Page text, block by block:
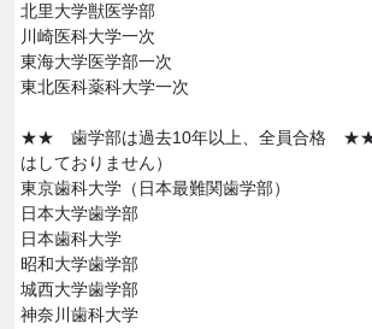
北里大学獣医学部
川崎医科大学一次
東海大学医学部一次
東北医科薬科大学一次
★★ 歯学部は過去10年以上、全員合格 ★★
はしておりません）
東京歯科大学（日本最難関歯学部）
日本大学歯学部
日本歯科大学
昭和大学歯学部
城西大学歯学部
神奈川歯科大学